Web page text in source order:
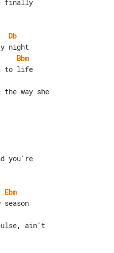
Db
Bbm
way she
Ebm